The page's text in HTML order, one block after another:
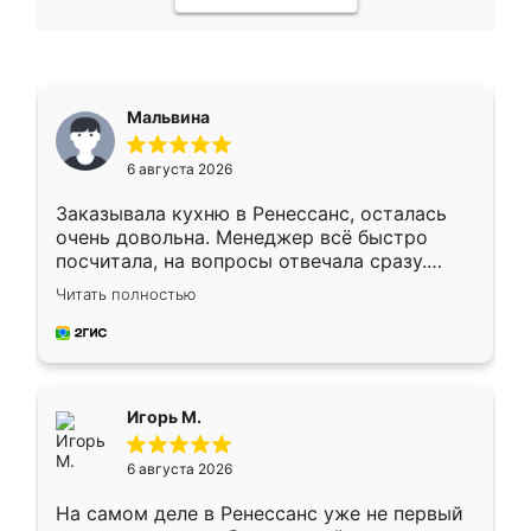
Мальвина
6 августа 2026
Заказывала кухню в Ренессанс, осталась
очень довольна. Менеджер всё быстро
посчитала, на вопросы отвечала сразу.
Замерщик приехал в субботу, подошёл к
делу со всей ответственностью. Собрали
за день, ребята работали аккуратно, даже
Читать полностью
Игорь М.
6 августа 2026
На самом деле в Ренессанс уже не первый